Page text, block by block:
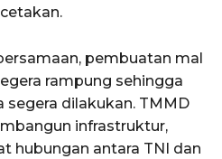
pembuatan mal
rampung sehingga
segera dilakukan. TMMD
infrastruktur,
hubungan antara TNI dan